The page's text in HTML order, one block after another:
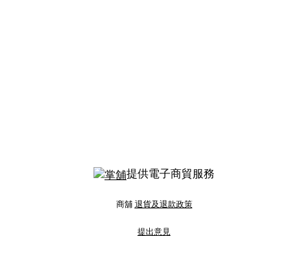
提供電子商貿服務
商舖 退貨及退款政策
提出意見